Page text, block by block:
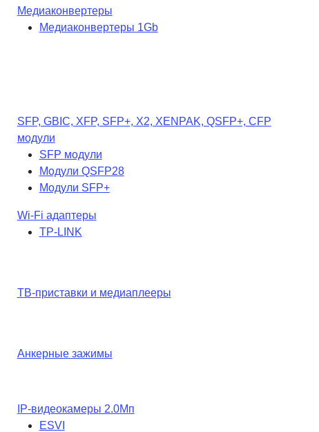
Медиаконвертеры
Медиаконвертеры 1Gb
SFP, GBIC, XFP, SFP+, X2, XENPAK, QSFP+, CFP
модули
SFP модули
Модули QSFP28
Модули SFP+
Wi-Fi адаптеры
TP-LINK
ТВ-приставки и медиаплееры
Анкерные зажимы
IP-видеокамеры 2.0Мп
ESVI